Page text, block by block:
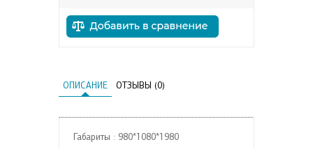
ОПИСАНИЕ ОТЗЫВЫ (0)
Габариты : 980*1080*1980